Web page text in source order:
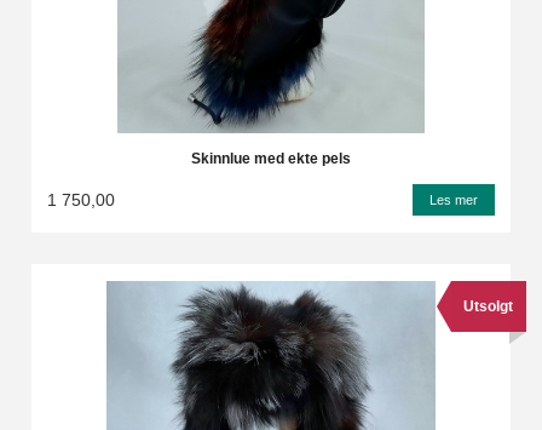
Skinnlue med ekte pels
1 750,00 Les mer
Utsolgt